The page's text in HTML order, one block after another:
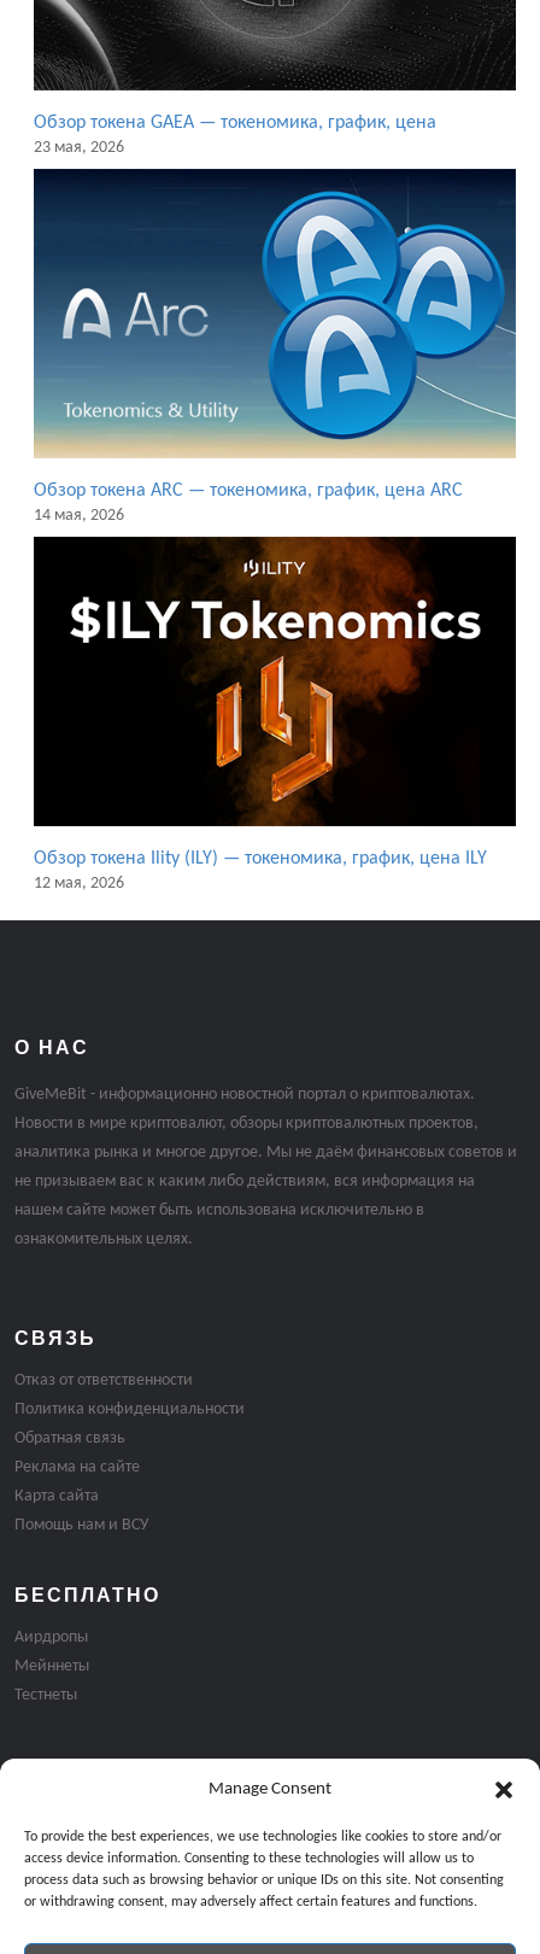
Manage Consent
To provide the best experiences, we use technologies like cookies to store and/or
access device information. Consenting to these technologies will allow us to
process data such as browsing behavior or unique IDs on this site. Not consenting
or withdrawing consent, may adversely affect certain features and functions.
Обзор токена GAEA — токеномика, график, цена
23 мая, 2026
Обзор токена ARC — токеномика, график, цена ARC
14 мая, 2026
Обзор токена Ility (ILY) — токеномика, график, цена ILY
12 мая, 2026
О НАС
GiveMeBit - информационно новостной портал о криптовалютах.
Новости в мире криптовалют, обзоры криптовалютных проектов,
аналитика рынка и многое другое. Мы не даём финансовых советов и
не призываем вас к каким либо действиям, вся информация на
нашем сайте может быть использована исключительно в
ознакомительных целях.
СВЯЗЬ
Отказ от ответственности
Политика конфиденциальности
Обратная связь
Реклама на сайте
Карта сайта
Помощь нам и ВСУ
БЕСПЛАТНО
Аирдропы
Мейннеты
Тестнеты
Подписка на email рассылку: